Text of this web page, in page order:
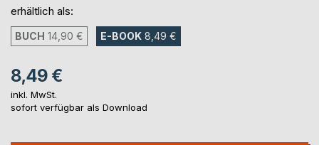
erhältlich als:
BUCH 14,90 € E-BOOK 8,49 €
8,49 €
inkl. MwSt.
sofort verfügbar als Download